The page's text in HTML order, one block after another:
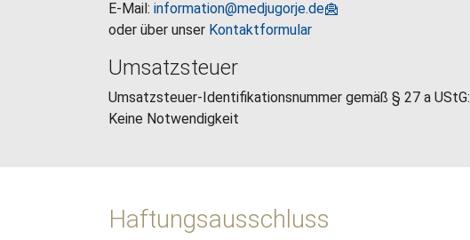
E-Mail: information@medjugorje.de
oder über unser Kontaktformular
Umsatzsteuer
Umsatzsteuer-Identifikationsnummer gemäß § 27 a UStG:
Keine Notwendigkeit
Haftungsausschluss